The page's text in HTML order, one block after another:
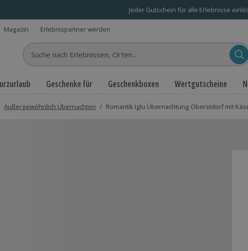
Jeder Gutschein für alle Erlebnisse
Magazin Erlebnispartner werden
Suche nach Erlebnissen...
Geschenke für Geschenkboxen Wertgutscheine
Außergewöhnlich Übernachten / Romantik Iglu Übernachtung Oberstdorf mit